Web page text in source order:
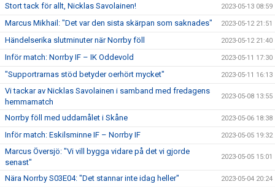
Stort tack för allt, Nicklas Savolainen! 2023-05-13 08:59
Marcus Mikhail: "Det var den sista skärpan som saknades" 2023-05-12 21:51
Händelserika slutminuter när Norrby föll 2023-05-12 21:40
Inför match: Norrby IF – IK Oddevold 2023-05-11 17:30
"Supportrarnas stöd betyder oerhört mycket" 2023-05-11 16:13
Vi tackar av Nicklas Savolainen i samband med fredagens
hemmamatch
2023-05-08 13:55
Norrby föll med uddamålet i Skåne 2023-05-06 18:38
Inför match: Eskilsminne IF – Norrby IF 2023-05-05 19:32
Marcus Översjö: "Vi vill bygga vidare på det vi gjorde
senast"
2023-05-05 15:01
Nära Norrby S03E04: "Det stannar inte idag heller" 2023-05-04 20:24